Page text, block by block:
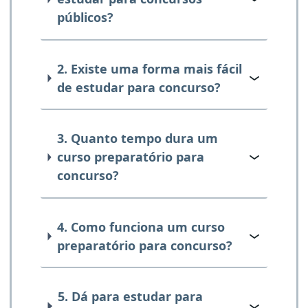
públicos?
2. Existe uma forma mais fácil
de estudar para concurso?
3. Quanto tempo dura um
curso preparatório para
concurso?
4. Como funciona um curso
preparatório para concurso?
5. Dá para estudar para